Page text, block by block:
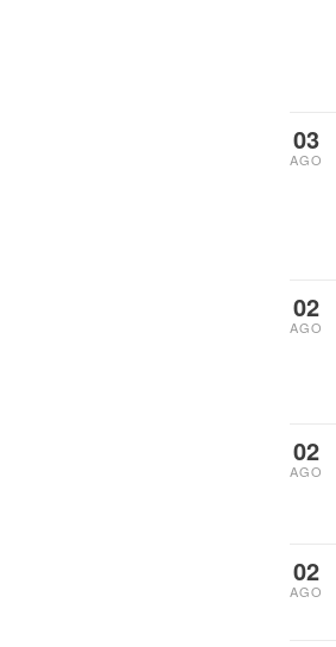
03
AGO
02
AGO
02
AGO
02
AGO